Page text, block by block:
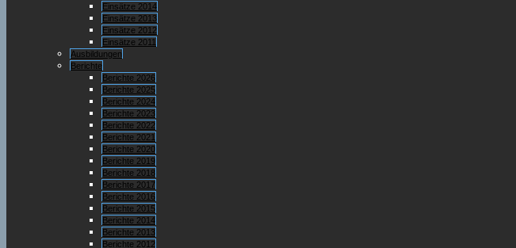
Einsätze 2014
Einsätze 2013
Einsätze 2012
Einsätze 2011
Ausbildungen
Berichte
Berichte 2026
Berichte 2025
Berichte 2024
Berichte 2023
Berichte 2022
Berichte 2021
Berichte 2020
Berichte 2019
Berichte 2018
Berichte 2017
Berichte 2016
Berichte 2015
Berichte 2014
Berichte 2013
Berichte 2012